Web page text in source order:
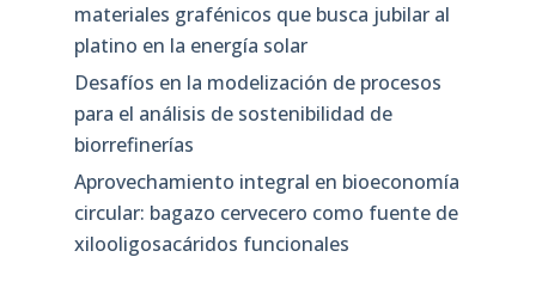
materiales grafénicos que busca jubilar al
platino en la energía solar
Desafíos en la modelización de procesos
para el análisis de sostenibilidad de
biorrefinerías
Aprovechamiento integral en bioeconomía
circular: bagazo cervecero como fuente de
xilooligosacáridos funcionales